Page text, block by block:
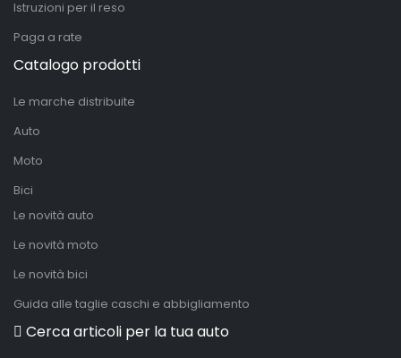
Istruzioni per il reso
Paga a rate
Catalogo prodotti
Le marche distribuite
Auto
Moto
Bici
Le novità auto
Le novità moto
Le novità bici
Guida alle taglie caschi e abbigliamento
Cerca articoli per la tua auto